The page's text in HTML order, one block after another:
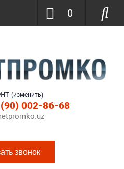
(изменить)
002-86-68
звонок
0